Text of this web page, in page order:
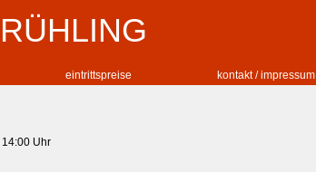
eintrittspreise kontakt / impressum
14:00 Uhr